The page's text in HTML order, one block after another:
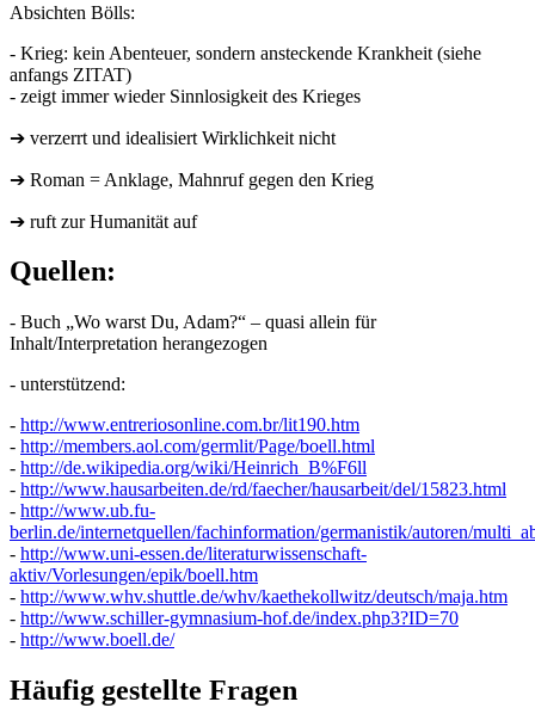
Absichten Bölls:
- Krieg: kein Abenteuer, sondern ansteckende Krankheit (siehe
anfangs ZITAT)
- zeigt immer wieder Sinnlosigkeit des Krieges
➔ verzerrt und idealisiert Wirklichkeit nicht
➔ Roman = Anklage, Mahnruf gegen den Krieg
➔ ruft zur Humanität auf
Quellen:
- Buch „Wo warst Du, Adam?“ – quasi allein für
Inhalt/Interpretation herangezogen
- unterstützend:
- http://www.entreriosonline.com.br/lit190.htm
- http://members.aol.com/germlit/Page/boell.html
- http://de.wikipedia.org/wiki/Heinrich_B%F6ll
- http://www.hausarbeiten.de/rd/faecher/hausarbeit/del/15823.html
- http://www.ub.fu-
berlin.de/internetquellen/fachinformation/germanistik/autoren/
- http://www.uni-essen.de/literaturwissenschaft-
aktiv/Vorlesungen/epik/boell.htm
- http://www.whv.shuttle.de/whv/kaethekollwitz/deutsch/maja.htm
- http://www.schiller-gymnasium-hof.de/index.php3?ID=70
- http://www.boell.de/
Häufig gestellte Fragen